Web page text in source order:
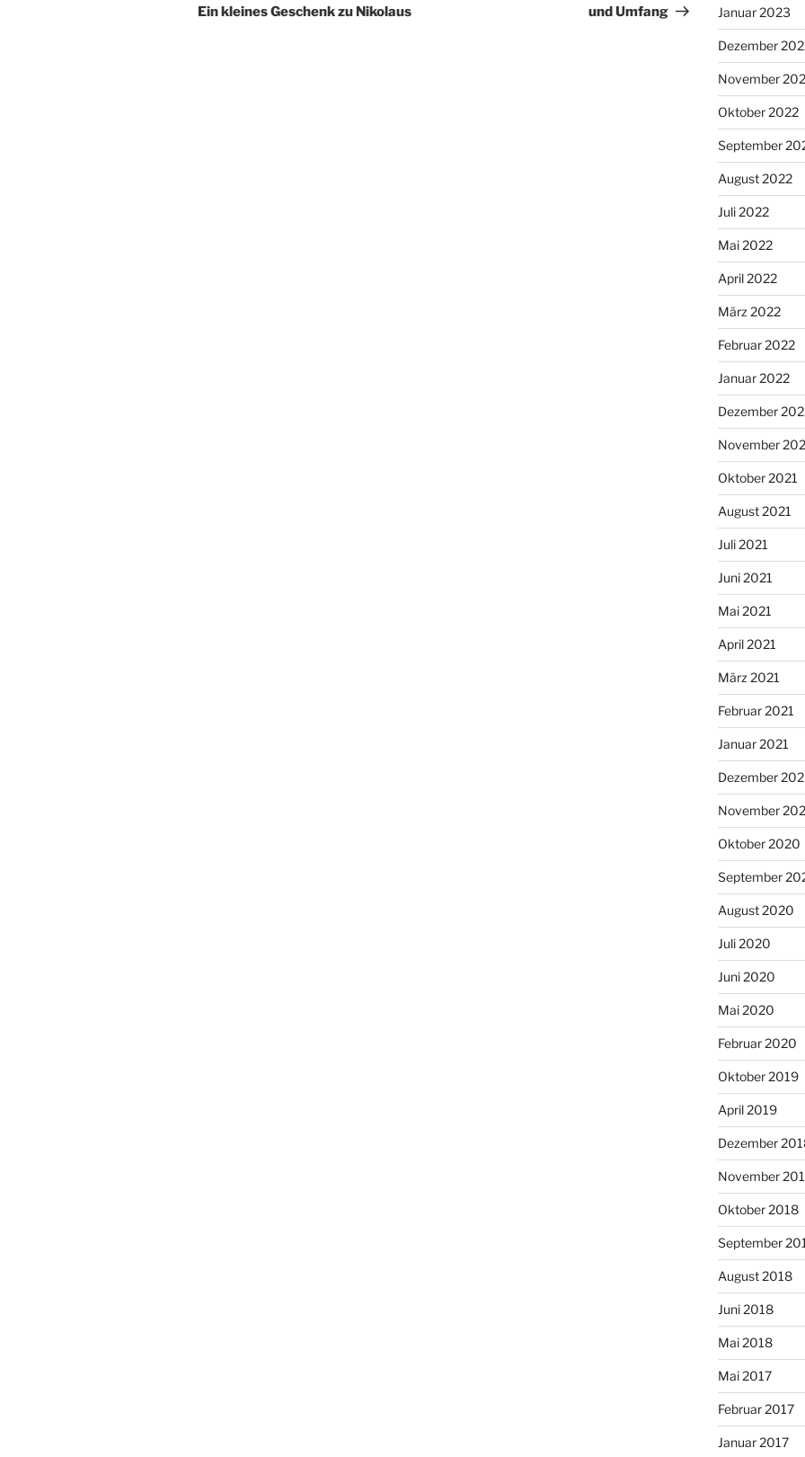
Ein kleines Geschenk zu Nikolaus
und Umfang
Januar 2023
Dezember
November
Oktober 2022
September
August 2022
Juli 2022
Mai 2022
April 2022
März 2022
Februar 2022
Januar 2022
Dezember
November
Oktober 2021
August 2021
Juli 2021
Juni 2021
Mai 2021
April 2021
März 2021
Februar 2021
Januar 2021
Dezember
November
Oktober 2020
September
August 2020
Juli 2020
Juni 2020
Mai 2020
Februar 2020
Oktober 2019
April 2019
Dezember
November
Oktober 2018
September
August 2018
Juni 2018
Mai 2018
Mai 2017
Februar 2017
Januar 2017